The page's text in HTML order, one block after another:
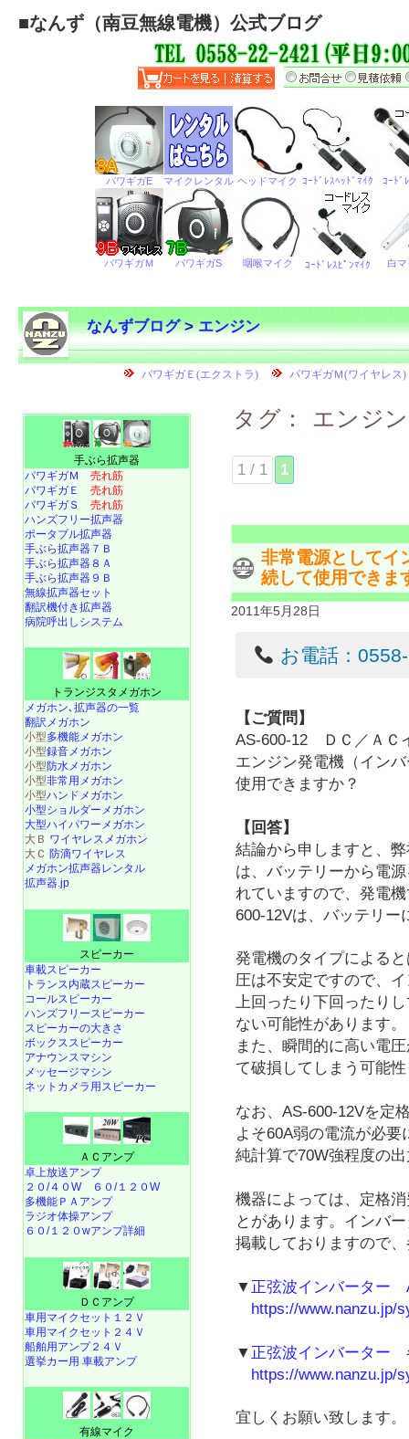
■なんず（南豆無線電機）公式ブログ
なんずブログ>エンジン
タグ： エンジン
1 / 1 1
非常電源としてイ
続して使用できま
2011年5月28日
お電話：
【ご質問】
AS-600-12 ＤＣ／ＡＣ
エンジン発電機（イン
使用できますか？
【回答】
結論から申しますと、
は、バッテリーから電
れていますので、発電
600-12Vは、バッテリー
発電機のタイプによる
圧は不安定ですので、
上回ったり下回ったり
ない可能性があります。
また、瞬間的に高い電
て破損してしまう可能
なお、AS-600-12Vを定
よそ60A弱の電流が必
純計算で70W強程度の
機器によっては、定格
とがあります。インバ
掲載しておりますので
▼ 正弦波インバーター
https://www.nanzu.jp/
▼ 正弦波インバーター
https://www.nanzu.jp/
宜しくお願い致します。
手ぶら拡声器
パワギガＭ 売れ筋
パワギガＥ 売れ筋
パワギガＳ 売れ筋
ハンズフリー拡声器
ポータブル拡声器
手ぶら拡声器７Ｂ
手ぶら拡声器８Ａ
手ぶら拡声器９Ｂ
無線拡声器セット
翻訳機付き拡声器
病院呼出しシステム
トランジスタメガホン
メガホン､拡声器の一覧
翻訳メガホン
小型多機能メガホン
小型録音メガホン
小型防水メガホン
小型非常用メガホン
小型ハンドメガホン
小型ショルダーメガホン
大型ハイパワーメガホン
大Ｂ ワイヤレスメガホン
大Ｃ 防滴ワイヤレス
メガホン拡声器レンタル
拡声器.jp
スピーカー
車載スピーカー
トランス内蔵スピーカー
コールスピーカー
ハンズフリースピーカー
スピーカーの大きさ
ボックススピーカー
アナウンスマシン
メッセージマシン
ネットカメラ用スピーカー
ＡＣアンプ
卓上放送アンプ
２０/４０W
６０/１２０W
多機能ＰＡアンプ
ラジオ体操アンプ
６０/１２０wアンプ詳細
ＤＣアンプ
車用マイクセット１２Ｖ
車用マイクセット２４Ｖ
船舶用アンプ２４Ｖ
選挙カー用 車載アンプ
有線マイク